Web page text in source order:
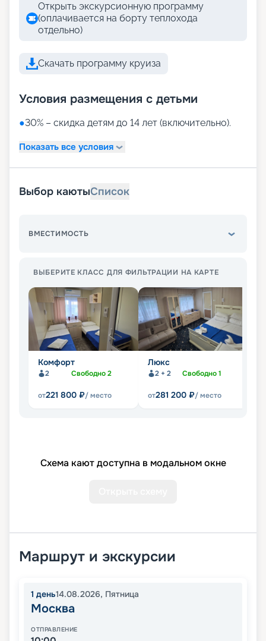
Открыть экскурсионную программу
(оплачивается на борту теплохода
отдельно)
Скачать программу круиза
Условия размещения с детьми
●30% – скидка детям до 14 лет (включительно).
Показать все условия
Выбор каютыСписок
ВМЕСТИМОСТЬ
ВЫБЕРИТЕ КЛАСС ДЛЯ ФИЛЬТРАЦИИ НА КАРТЕ
Комфорт
2 Свободно2
от221 800 ₽/ место
Люкс
2 + 2 Свободно1
от281 200 ₽/ место
Схема кают доступна в модальном окне
Маршрут и экскурсии
1 день14.08.2026, Пятница
Москва
ОТПРАВЛЕНИЕ